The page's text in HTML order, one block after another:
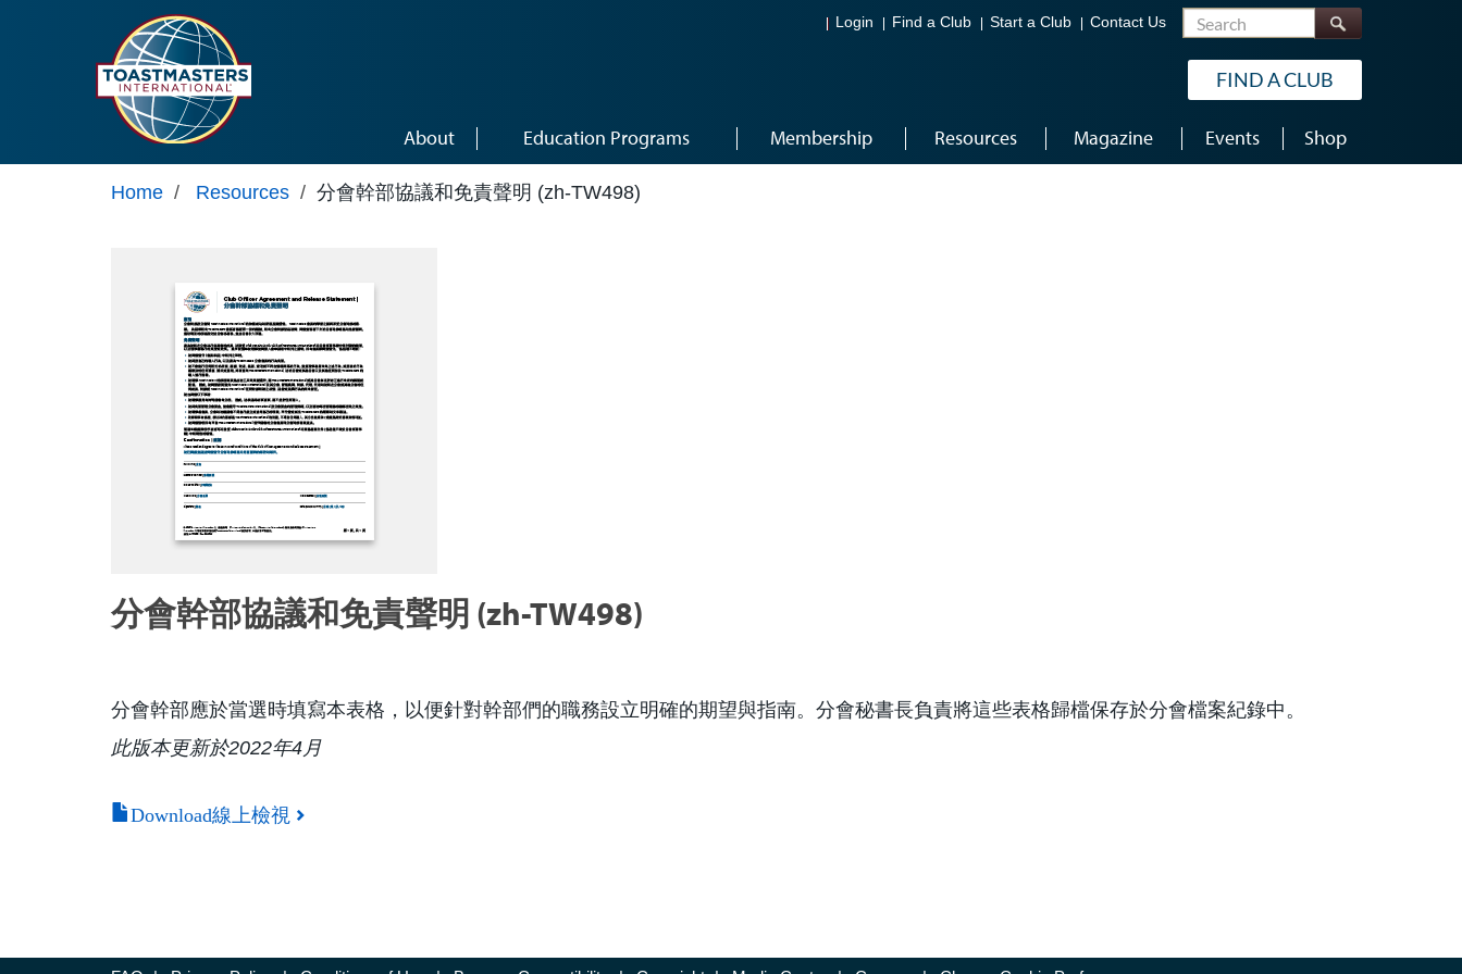
Login Find a Club Start a Club Contact Us Search
FIND A CLUB
About Education Programs Membership Resources Magazine Events Shop
Home / Resources / 分會幹部協議和免責聲明 (zh-TW498)
分會幹部協議和免責聲明 (zh-TW498)
分會幹部應於當選時填寫本表格，以便針對幹部們的職務設立明確的期望與指南。分會秘書長負責將這些表格歸檔保存於分會檔案紀錄中。
此版本更新於2022年4月
Download線上檢視